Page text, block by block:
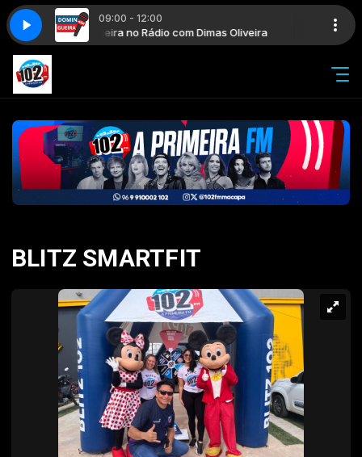
09:00 - 12:00
Domingueira no Rádio com Dimas Oliveira
BLITZ SMARTFIT